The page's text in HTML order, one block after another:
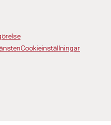
Cookieinställningar